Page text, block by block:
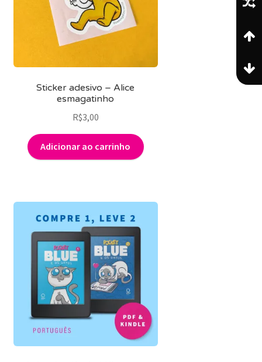
Sticker adesivo – Alice
esmagatinho
R$3,00
Adicionar ao carrinho